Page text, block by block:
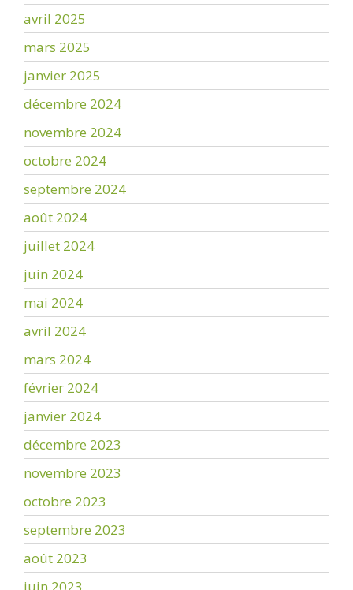
avril 2025
mars 2025
janvier 2025
décembre 2024
novembre 2024
octobre 2024
septembre 2024
août 2024
juillet 2024
juin 2024
mai 2024
avril 2024
mars 2024
février 2024
janvier 2024
décembre 2023
novembre 2023
octobre 2023
septembre 2023
août 2023
juin 2023